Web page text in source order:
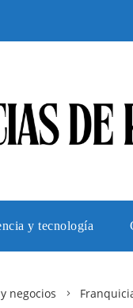
y tecnología
negocios